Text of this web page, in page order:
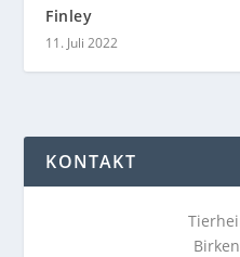
Finley
11. Juli 2022
KONTAKT